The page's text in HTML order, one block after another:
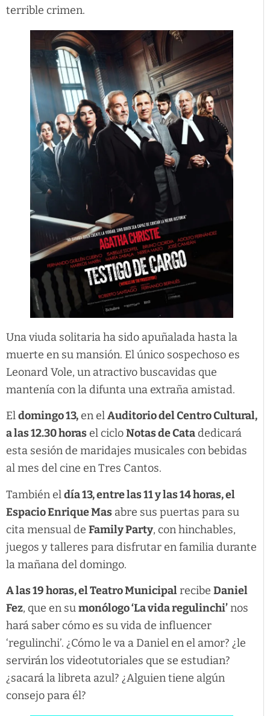
terrible crimen.
Una viuda solitaria ha sido apuñalada hasta la
muerte en su mansión. El único sospechoso es
Leonard Vole, un atractivo buscavidas que
mantenía con la difunta una extraña amistad.
Eldomingo 13, en elAuditorio del Centro Cultural,
a las 12.30 horas el cicloNotas de Cata dedicará
esta sesión de maridajes musicales con bebidas
al mes del cine en Tres Cantos.
También eldía 13, entre las 11 y las 14 horas, el
Espacio Enrique Mas abre sus puertas para su
cita mensual de Family Party, con hinchables,
juegos y talleres para disfrutar en familia durante
la mañana del domingo.
A las 19 horas, el Teatro Municipalrecibe Daniel
Fez, que en sumonólogo ‘La vida regulinchi’nos
hará saber cómo es su vida de influencer
‘regulinchi’. ¿Cómo le va a Daniel en el amor? ¿le
servirán los videotutoriales que se estudian?
¿sacará la libreta azul? ¿Alguien tiene algún
consejo para él?